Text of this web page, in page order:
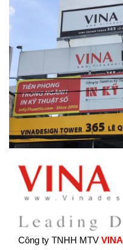
Công ty TNHH MTV VINA